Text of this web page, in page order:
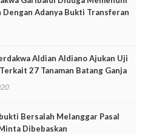
Dengan Adanya Bukti Transferan
Aldian Aldiano Ajukan Uji
27 Tanaman Batang Ganja
Bersalah Melanggar Pasal
Dibebaskan